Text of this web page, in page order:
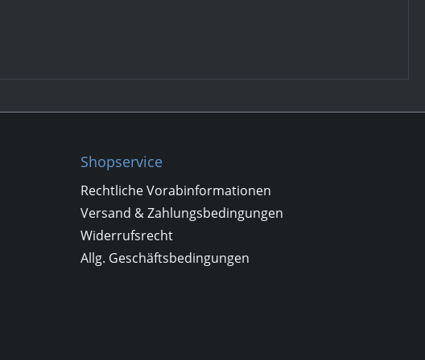
Shopservice
Rechtliche Vorabinformationen
Versand & Zahlungsbedingungen
Widerrufsrecht
Allg. Geschäftsbedingungen